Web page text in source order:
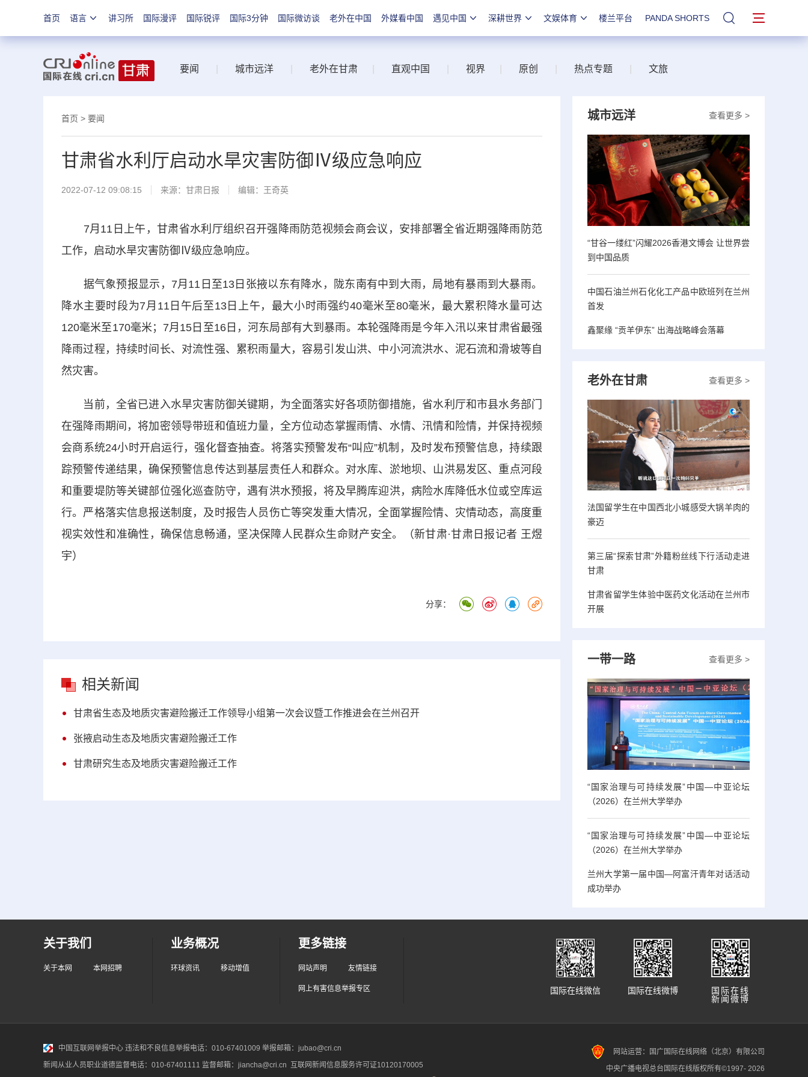
首页 语言 讲习所 国际漫评 国际锐评 国际3分钟 国际微访谈 老外在中国 外媒看中国 遇见中国 深耕世界 文娱体育 楼兰平台 PANDA SHORTS 站内搜索
要闻 城市远洋 老外在甘肃 直观中国 视界 原创 热点专题 文旅
首页 > 要闻
甘肃省水利厅启动水旱灾害防御Ⅳ级应急响应
2022-07-12 09:08:15 来源： 甘肃日报 编辑：王奇英
7月11日上午，甘肃省水利厅组织召开强降雨防范视频会商会议，安排部署全省近期强降雨防范
工作，启动水旱灾害防御Ⅳ级应急响应。
据气象预报显示，7月11日至13日张掖以东有降水，陇东南有中到大雨，局地有暴雨到大暴雨。
降水主要时段为7月11日午后至13日上午，最大小时雨强约40毫米至80毫米，最大累积降水量可达
120毫米至170毫米；7月15日至16日，河东局部有大到暴雨。本轮强降雨是今年入汛以来甘肃省最强
降雨过程，持续时间长、对流性强、累积雨量大，容易引发山洪、中小河流洪水、泥石流和滑坡等自
然灾害。
当前，全省已进入水旱灾害防御关键期，为全面落实好各项防御措施，省水利厅和市县水务部门
在强降雨期间，将加密领导带班和值班力量，全方位动态掌握雨情、水情、汛情和险情，并保持视频
会商系统24小时开启运行，强化督查抽查。将落实预警发布“叫应”机制，及时发布预警信息，持续跟
踪预警传递结果，确保预警信息传达到基层责任人和群众。对水库、淤地坝、山洪易发区、重点河段
和重要堤防等关键部位强化巡查防守，遇有洪水预报，将及早腾库迎洪，病险水库降低水位或空库运
行。严格落实信息报送制度，及时报告人员伤亡等突发重大情况，全面掌握险情、灾情动态，高度重
视实效性和准确性，确保信息畅通，坚决保障人民群众生命财产安全。（新甘肃·甘肃日报记者 王煜
宇）
分享：
相关新闻
甘肃省生态及地质灾害避险搬迁工作领导小组第一次会议暨工作推进会在兰州召开
张掖启动生态及地质灾害避险搬迁工作
甘肃研究生态及地质灾害避险搬迁工作
查看更多 >
城市远洋
“甘谷一缕红”闪耀2026香港文博会 让世界尝
到中国品质
中国石油兰州石化化工产品中欧班列在兰州
首发
鑫聚缘 “贡羊伊东” 出海战略峰会落幕
查看更多 >
老外在甘肃
法国留学生在中国西北小城感受大锅羊肉的
豪迈
第三届“探索甘肃”外籍粉丝线下行活动走进
甘肃
甘肃省留学生体验中医药文化活动在兰州市
开展
查看更多 >
一带一路
“国家治理与可持续发展”中国—中亚论坛
（2026）在兰州大学举办
“国家治理与可持续发展”中国—中亚论坛
（2026）在兰州大学举办
兰州大学第一届中国—阿富汗青年对话活动
成功举办
关于我们
关于本网 本网招聘
业务概况
环球资讯 移动增值
更多链接
网站声明 友情链接
网上有害信息举报专区
国际在线
新闻微博
国际在线微博
国际在线微信
中国互联网举报中心 违法和不良信息举报电话：010-67401009 举报邮箱：jubao@cri.cn
新闻从业人员职业道德监督电话：010-67401111 监督邮箱：jiancha@cri.cn 互联网新闻信息服务许可证10120170005
网站运营：国广国际在线网络（北京）有限公司
中央广播电视总台国际在线版权所有©1997- 2026